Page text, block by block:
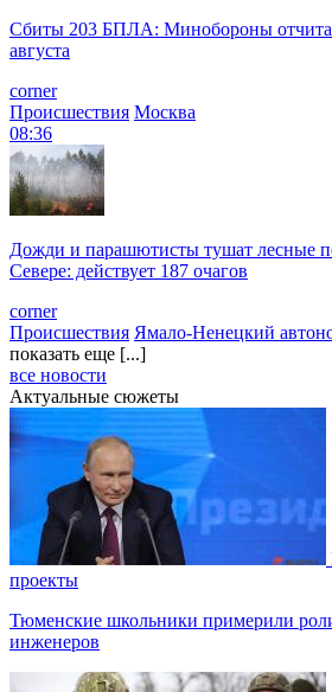
Сбиты 203 БПЛА: Минобороны
августа
corner
Происшествия Москва
08:36
Дожди и парашютисты тушат лесные
Севере: действует 187 очагов
corner
Происшествия Ямало-Ненецкий
показать еще [...]
все новости
Актуальные сюжеты
проекты
Тюменские школьники примерили
инженеров